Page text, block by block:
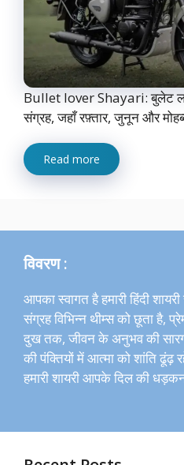
Bullet lover Shayari: बुलेट
संग्रह, जहाँ रफ़्तार, जुनून और
Read more
विवरण :
आपका स्वागत है हमारी हिंदी शायरी
संग्रह विभिन्न थीम्स को छूता
दुख तक, जीवन के अनुभव की
की पंक्तियों में आत्मा को शांति ढूंढ़
हमारी शायरी आपके दिल की